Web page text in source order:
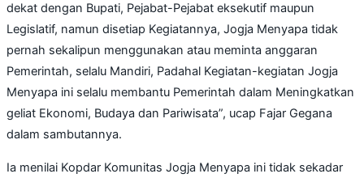
dekat dengan Bupati, Pejabat-Pejabat eksekutif maupun
Legislatif, namun disetiap Kegiatannya, Jogja Menyapa tidak
pernah sekalipun menggunakan atau meminta anggaran
Pemerintah, selalu Mandiri, Padahal Kegiatan-kegiatan Jogja
Menyapa ini selalu membantu Pemerintah dalam Meningkatkan
geliat Ekonomi, Budaya dan Pariwisata”, ucap Fajar Gegana
dalam sambutannya.
Ia menilai Kopdar Komunitas Jogja Menyapa ini tidak sekadar